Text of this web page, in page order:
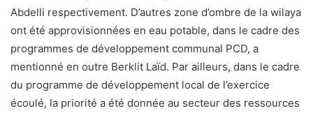
Abdelli respectivement. D’autres zone d’ombre de la wilaya
ont été approvisionnées en eau potable, dans le cadre des
programmes de développement communal PCD, a
mentionné en outre Berklit Laïd. Par ailleurs, dans le cadre
du programme de développement local de l’exercice
écoulé, la priorité a été donnée au secteur des ressources